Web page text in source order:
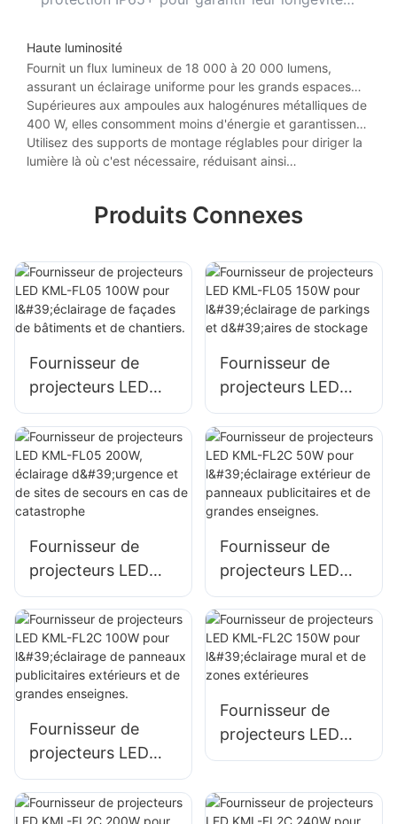
Haute luminosité
Fournit un flux lumineux de 18 000 à 20 000 lumens,
assurant un éclairage uniforme pour les grands espaces
tels que les gymnases ou les hangars d'avions.
Supérieures aux ampoules aux halogénures métalliques de
400 W, elles consomment moins d'énergie et garantissent
un éclairage plus lumineux et plus clair.
Utilisez des supports de montage réglables pour diriger la
lumière là où c'est nécessaire, réduisant ainsi
Produits Connexes
Fournisseur de
projecteurs LED
KML-FL05 100W
pour l'éclairage de
façades de
bâtiments et de
chantiers.
Fournisseur de
projecteurs LED
KML-FL05 150W
pour l'éclairage de
parkings et d'aires
de stockage
Fournisseur de
projecteurs LED
KML-FL05 200W,
éclairage d'urgence
et de sites de
secours en cas de
catastrophe
Fournisseur de
projecteurs LED
KML-FL2C 50W
pour l'éclairage
extérieur de
panneaux
grandes enseignes.
Fournisseur de
projecteurs LED
KML-FL2C 100W
pour l'éclairage de
Fournisseur de
projecteurs LED
KML-FL2C 150W
mural et de zones